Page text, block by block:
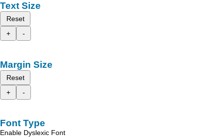
Text Size
Reset
+
-
Margin Size
Reset
+
-
Font Type
Enable Dyslexic Font